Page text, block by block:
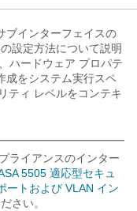
ブインターフェイスの
設定方法について説明
ハードウェア プロパテ
成をシステム実行スペ
ティ レベルをコンテキ
ライアンスのインター
5505 適応型セキュ
ートおよび VLAN イン
さい。